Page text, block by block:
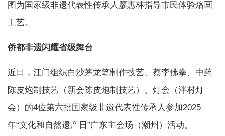
图为国家级非遗代表性传承人廖惠林指导市民体验烙画
工艺。
侨都非遗闪耀省级舞台
近日，江门组织白沙茅龙笔制作技艺、蔡李佛拳、中药
陈皮炮制技艺（新会陈皮炮制技艺）、灯会（泮村灯
会）的4位第六批国家级非遗代表性传承人参加2025
年“文化和自然遗产日”广东主会场（潮州）活动。